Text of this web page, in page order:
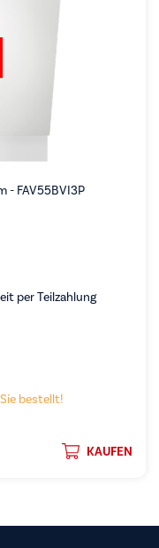
- FAV55BVI3P
per Teilzahlung
bestellt!
KAUFEN